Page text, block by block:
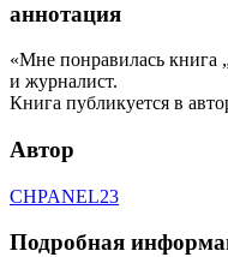
аннотация
«Мне понравилась книга
и журналист.
Книга публикуется в
Автор
CHPANEL23
Подробная